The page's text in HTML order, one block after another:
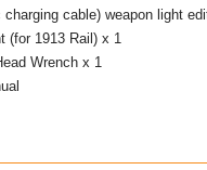
charging cable) weapon light
(for 1913 Rail) x 1
Wrench x 1